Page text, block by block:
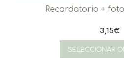
Recordatorio +
3,15€
SELECCIONAR